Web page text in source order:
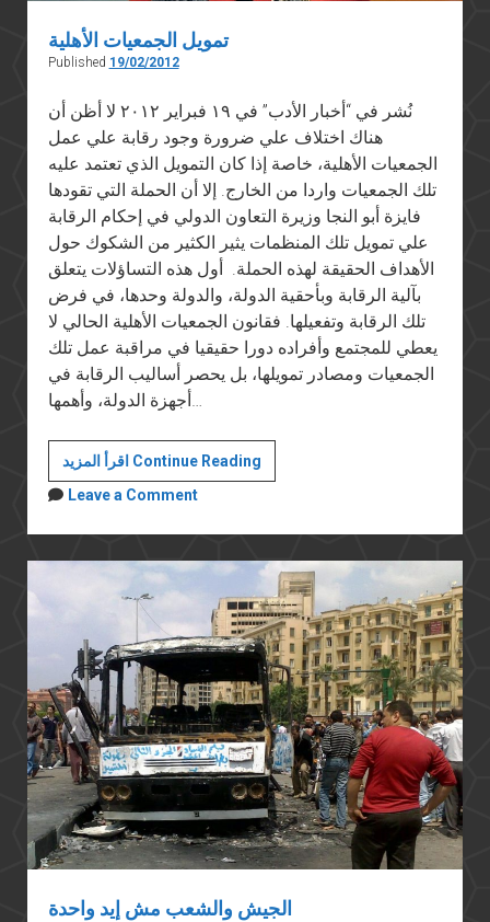
تمويل الجمعيات الأهلية
Published 19/02/2012
نُشر في “أخبار الأدب” في ١٩ فبراير ٢٠١٢ لا أظن أن
هناك اختلاف علي ضرورة وجود رقابة علي عمل
الجمعيات الأهلية، خاصة إذا كان التمويل الذي تعتمد عليه
تلك الجمعيات واردا من الخارج. إلا أن الحملة التي تقودها
فايزة أبو النجا وزيرة التعاون الدولي في إحكام الرقابة
علي تمويل تلك المنظمات يثير الكثير من الشكوك حول
الأهداف الحقيقة لهذه الحملة. أول هذه التساؤلات يتعلق
بآلية الرقابة وبأحقية الدولة، والدولة وحدها، في فرض
تلك الرقابة وتفعيلها. فقانون الجمعيات الأهلية الحالي لا
يعطي للمجتمع وأفراده دورا حقيقيا في مراقبة عمل تلك
الجمعيات ومصادر تمويلها، بل يحصر أساليب الرقابة في
أجهزة الدولة، وأهمها…
اقرأ المزيد Continue Readingتمويل
الجمعيات
Leave a Comment
الجيش والشعب مش إيد واحدة